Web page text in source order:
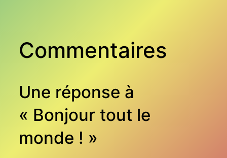
Commentaires
Une réponse à
« Bonjour tout le
monde ! »